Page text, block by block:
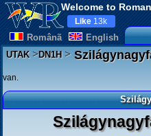
Welcome to
Românã English
Like 13k
UTAK>DN1H>
van.